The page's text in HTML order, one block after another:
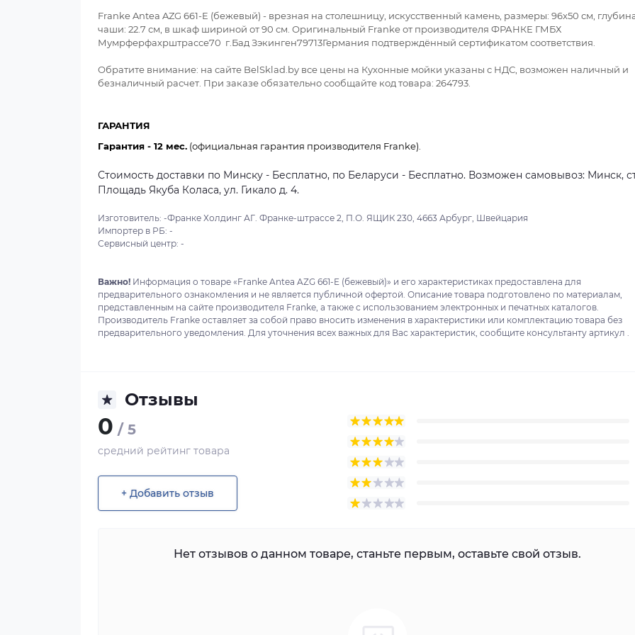
Franke Antea AZG 661-E (бежевый) - врезная на столешницу, искусственный камень, размеры: 96x50 см,
чаши: 22.7 см, в шкаф шириной от 90 см. Оригинальный Franke от производителя ФРАНКЕ ГМБХ
Мумрферфахрштрассе70 г.Бад Зэкинген79713Германия подтверждённый сертификатом соответствия.
Обратите внимание: на сайте BelSklad.by все цены на Кухонные мойки указаны с НДС, возможен наличный и
безналичный расчет. При заказе обязательно сообщайте код товара: 264793.
ГАРАНТИЯ
Гарантия - 12 мес. (официальная гарантия производителя Franke).
Стоимость доставки по Минску - Бесплатно, по Беларуси - Бесплатно. Возможен самовывоз: Минск,
Площадь Якуба Коласа, ул. Гикало д. 4.
Изготовитель: -Франке Холдинг АГ. Франке-штрассе 2, П.О. ЯЩИК 230, 4663 Арбург, Швейцария
Импортер в РБ: -
Сервисный центр: -
Важно! Информация о товаре «Franke Antea AZG 661-E (бежевый)» и его характеристиках предоставлена для
предварительного ознакомления и не является публичной офертой. Описание товара подготовлено по материалам,
представленным на сайте производителя Franke, а также с использованием электронных и печатных каталогов.
Производитель Franke оставляет за собой право вносить изменения в характеристики или комплектацию товара без
предварительного уведомления. Для уточнения всех важных для Вас характеристик, сообщите консультанту артикул .
Отзывы
0 / 5
средний рейтинг товара
+ Добавить отзыв
Нет отзывов о данном товаре, станьте первым, оставьте свой отзыв.